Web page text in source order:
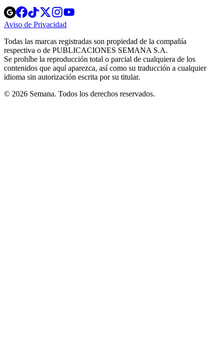
Opens
in
new
Opens
in
new
Opens
in
new
window
Opens
new
windowwindow
Aviso de Privacidad
new
window
Todas las marcas registradas son propiedad de la compañía
respectiva o de PUBLICACIONES SEMANA S.A.
Se prohíbe la reproducción total o parcial de cualquiera de los
contenidos que aquí aparezca, así como su traducción a cualquier
idioma sin autorización escrita por su titular.
© 2026 Semana. Todos los derechos reservados.